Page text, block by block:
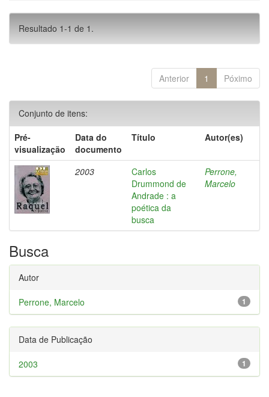
Resultado 1-1 de 1.
Anterior 1 Póximo
Conjunto de itens:
Pré-
visualização
Data do
documento
Título Autor(es)
2003
Carlos
Drummond de
Andrade : a
poética da
busca
Perrone,
Marcelo
Busca
Autor
1
Perrone, Marcelo
Data de Publicação
1
2003